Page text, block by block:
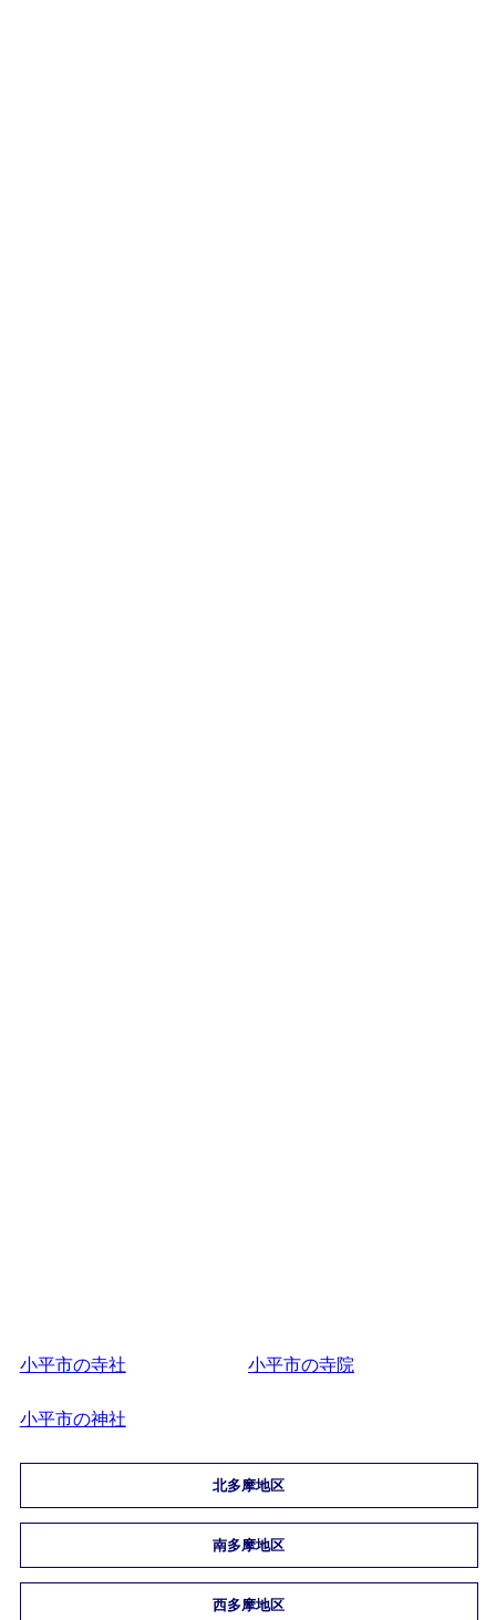
小平市の寺社 小平市の寺院
小平市の神社
北多摩地区
南多摩地区
西多摩地区